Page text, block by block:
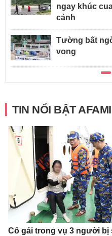
ngay khúc
cảnh
Tường bất
vong
TIN NỔI BẬT
Cô gái trong vụ 3 người bị